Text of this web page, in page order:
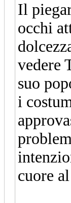
Il
occhi
vedere
suo
i
cuore